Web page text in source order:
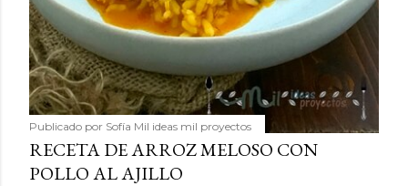
Publicado por Sofía Mil ideas mil proyectos
RECETA DE ARROZ MELOSO CON
POLLO AL AJILLO